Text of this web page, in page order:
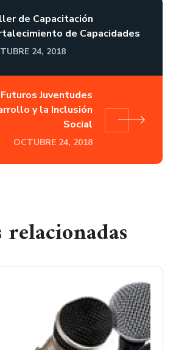
de Capacitación
de Capacidades
24, 2018
Juventudes
y la Inclusión
Social
OCTUBRE 24, 2018